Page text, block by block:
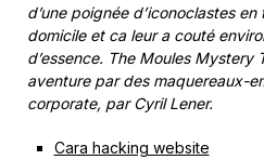
d’une poignée d’iconoclastes
domicile et ca leur a couté
d’essence. The Moules Mystery
aventure par des maquereaux-
corporate, par Cyril Lener.
Cara hacking website